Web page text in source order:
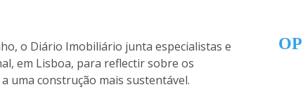
o Diário Imobiliário junta especialistas e
em Lisboa, para reflectir sobre os
uma construção mais sustentável.